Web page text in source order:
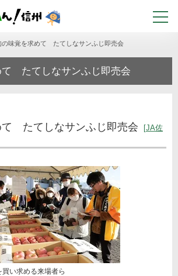
の味覚を求めて たてしなサンふじ即売会
て たてしなサンふじ即売会
て たてしなサンふじ即売会
JA佐
買い求める来場者ら